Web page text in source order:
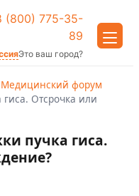
(800) 775-35-
89
Это ваш город?
Медицинский форум
Отсрочка или
пучка гиса.